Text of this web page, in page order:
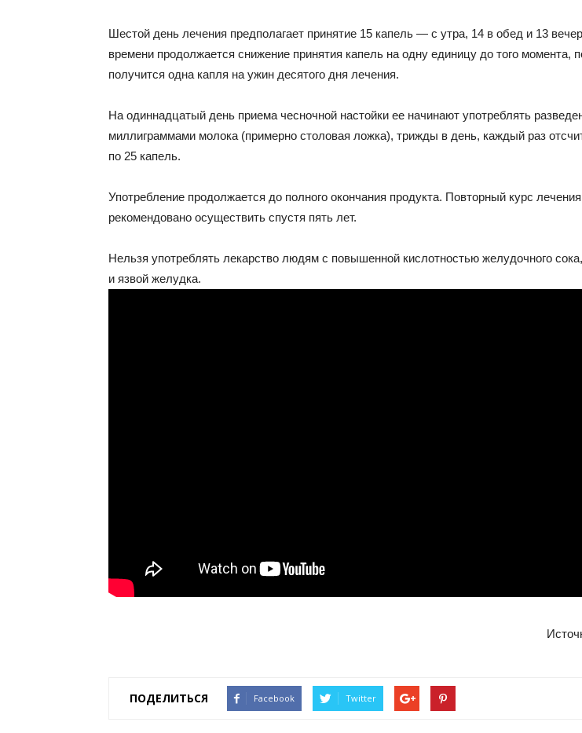
Шестой день лечения предполагает принятие 15 капель — с утра, 14 в обед и 13
времени продолжается снижение принятия капель на одну единицу до того момента,
получится одна капля на ужин десятого дня лечения.
На одиннадцатый день приема чесночной настойки ее начинают употреблять
миллиграммами молока (примерно столовая ложка), трижды в день, каждый раз
по 25 капель.
Употребление продолжается до полного окончания продукта. Повторный курс лечения
рекомендовано осуществить спустя пять лет.
Нельзя употреблять лекарство людям с повышенной кислотностью желудочного
и язвой желудка.
ПОДЕЛИТЬСЯ Facebook Twitter